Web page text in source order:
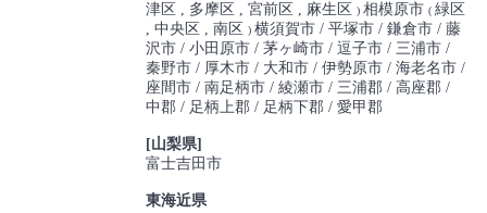
津区
多摩区 宮前区 麻生区)相模原市(緑区
中央区
南区)横須賀市 平塚市 鎌倉市 藤
沢市 小田原市 茅ヶ崎市 逗子市 三浦市
秦野市 厚木市 大和市 伊勢原市 海老名市
座間市 南足柄市 綾瀬市 三浦郡 高座郡
中郡 足柄上郡 足柄下郡 愛甲郡
[山梨県]
富士吉田市
東海近県